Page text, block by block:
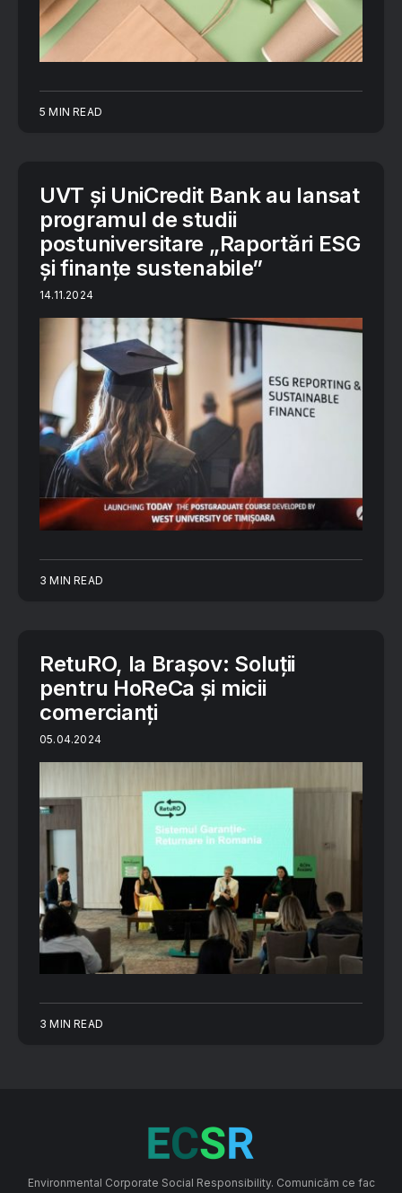
5 MIN READ
UVT și UniCredit Bank au lansat
programul de studii
postuniversitare „Raportări ESG
și finanțe sustenabile”
14.11.2024
3 MIN READ
RetuRO, la Brașov: Soluții
pentru HoReCa și micii
comercianți
05.04.2024
3 MIN READ
Environmental Corporate Social Responsibility. Comunicăm ce fac